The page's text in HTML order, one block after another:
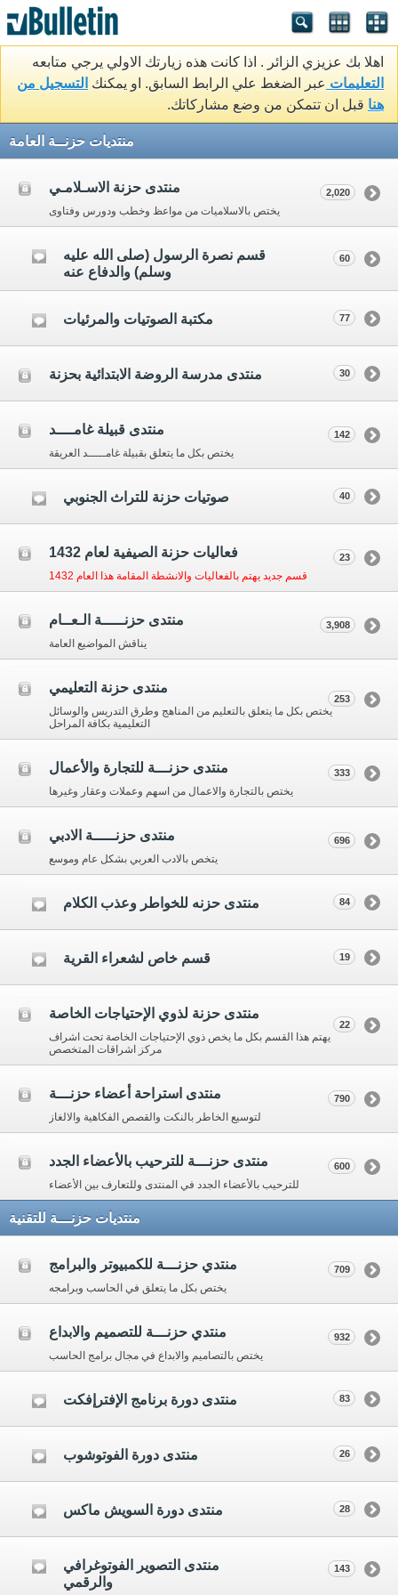
اهلا بك عزيزي الزائر . اذا كانت هذه زيارتك الاولي يرجي متابعه
التعليمات عبر الضغط علي الرابط السابق. او يمكنك التسجيل من
هنا قبل ان تتمكن من وضع مشاركاتك.
منتديات حزنــة العامة
منتدى حزنة الاسـلامـي
يختص بالاسلاميات من مواعظ وخطب ودورس وفتاوى
2,020
قسم نصرة الرسول (صلى الله عليه
وسلم) والدفاع عنه
60
مكتبة الصوتيات والمرئيات 77
منتدى مدرسة الروضة الابتدائية بحزنة 30
منتدى قبيلة غامــــد
يختص بكل ما يتعلق بقبيلة غامـــــد العريقة
142
صوتيات حزنة للتراث الجنوبي 40
فعاليات حزنة الصيفية لعام 1432
قسم جديد يهتم بالفعاليات والانشطة المقامة هذا العام 1432
23
منتدى حزنـــــة الـعــام
يناقش المواضيع العامة
3,908
منتدى حزنة التعليمي
يختص بكل ما يتعلق بالتعليم من المناهج وطرق التدريس والوسائل
التعليمية بكافة المراحل
253
منتدى حزنـــة للتجارة والأعمال
يختص بالتجارة والاعمال من اسهم وعملات وعقار وغيرها
333
منتدى حزنـــــة الادبي
يتخص بالادب العربي بشكل عام وموسع
696
منتدى حزنه للخواطر وعذب الكلام 84
قسم خاص لشعراء القرية 19
منتدى حزنة لذوي الإحتياجات الخاصة
يهتم هذا القسم بكل ما يخص ذوي الإحتياجات الخاصة تحت اشراف
مركز اشراقات المتخصص
22
منتدى استراحة أعضاء حزنـــة
لتوسيع الخاطر بالنكت والقصص الفكاهية والالغاز
790
منتدى حزنـــة للترحيب بالأعضاء الجدد
للترحيب بالأعضاء الجدد في المنتدى وللتعارف بين الأعضاء
600
منتديات حزنـــة للتقنية
منتدي حزنـــة للكمبيوتر والبرامج
يختص بكل ما يتعلق في الحاسب وبرامجه
709
منتدي حزنـــة للتصميم والابداع
يختص بالتصاميم والابداع في مجال برامج الحاسب
932
منتدى دورة برنامج الإفترإفكت 83
منتدى دورة الفوتوشوب 26
منتدى دورة السويش ماكس 28
منتدى التصوير الفوتوغرافي
والرقمي
143